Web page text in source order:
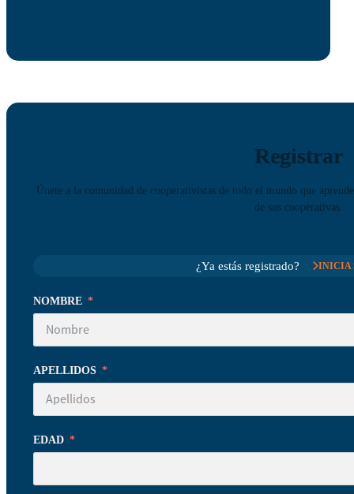
Registrar
Únete a la comunidad de cooperativistas de todo el mundo que
de sus cooperativas.
¿Ya estás registrado? INICIA
NOMBRE
APELLIDOS
EDAD